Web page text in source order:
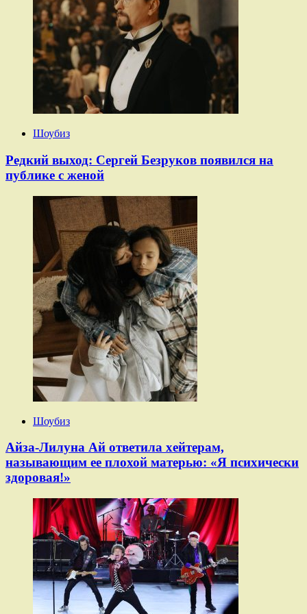
Шоубиз
Редкий выход: Сергей Безруков появился на
публике с женой
Шоубиз
Айза-Лилуна Ай ответила хейтерам,
называющим ее плохой матерью: «Я психически
здоровая!»